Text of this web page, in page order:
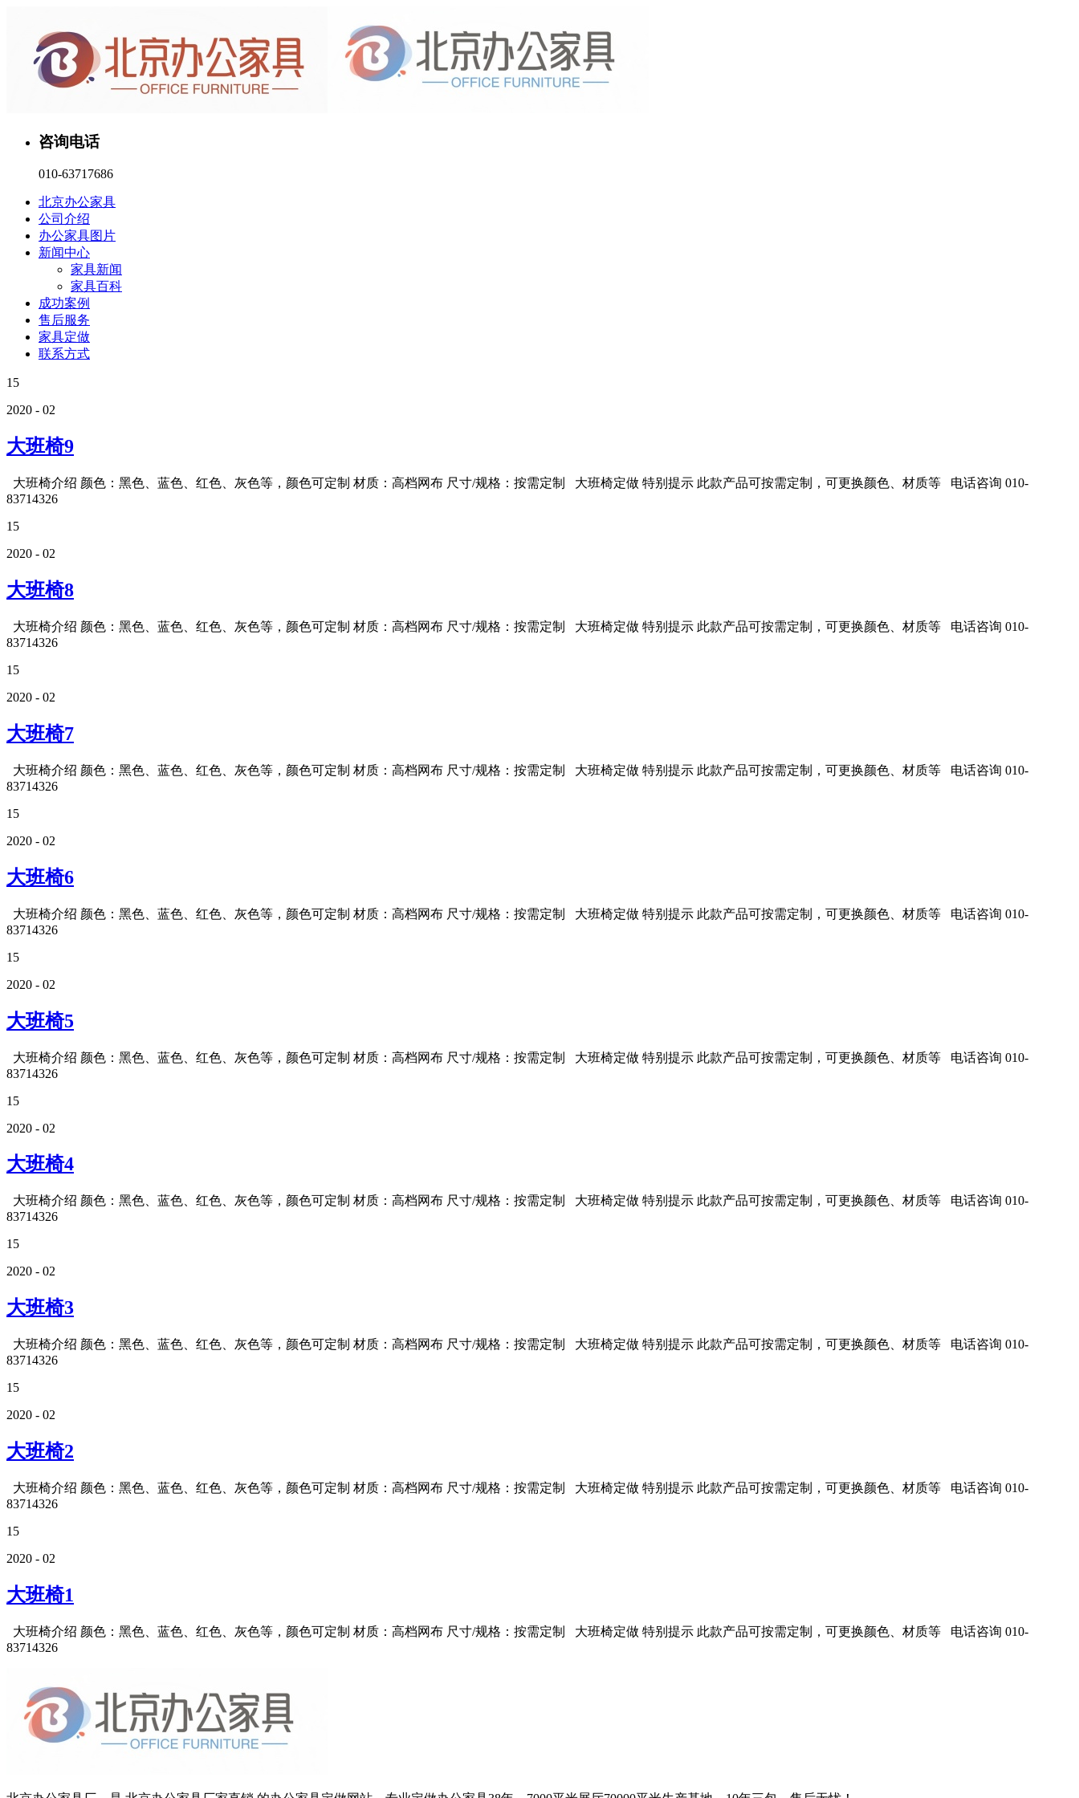
咨询电话
010-63717686
北京办公家具
公司介绍
办公家具图片
新闻中心
家具新闻
家具百科
成功案例
售后服务
家具定做
联系方式
15
2020 - 02
大班椅9
大班椅介绍 颜色：黑色、蓝色、红色、灰色等，颜色可定制 材质：高档网布 尺寸/规格：按需定制 大班椅定做 特别提示 此款产品可按需定制，可更换颜色、材质等 电话咨询 010-
83714326
15
2020 - 02
大班椅8
大班椅介绍 颜色：黑色、蓝色、红色、灰色等，颜色可定制 材质：高档网布 尺寸/规格：按需定制 大班椅定做 特别提示 此款产品可按需定制，可更换颜色、材质等 电话咨询 010-
83714326
15
2020 - 02
大班椅7
大班椅介绍 颜色：黑色、蓝色、红色、灰色等，颜色可定制 材质：高档网布 尺寸/规格：按需定制 大班椅定做 特别提示 此款产品可按需定制，可更换颜色、材质等 电话咨询 010-
83714326
15
2020 - 02
大班椅6
大班椅介绍 颜色：黑色、蓝色、红色、灰色等，颜色可定制 材质：高档网布 尺寸/规格：按需定制 大班椅定做 特别提示 此款产品可按需定制，可更换颜色、材质等 电话咨询 010-
83714326
15
2020 - 02
大班椅5
大班椅介绍 颜色：黑色、蓝色、红色、灰色等，颜色可定制 材质：高档网布 尺寸/规格：按需定制 大班椅定做 特别提示 此款产品可按需定制，可更换颜色、材质等 电话咨询 010-
83714326
15
2020 - 02
大班椅4
大班椅介绍 颜色：黑色、蓝色、红色、灰色等，颜色可定制 材质：高档网布 尺寸/规格：按需定制 大班椅定做 特别提示 此款产品可按需定制，可更换颜色、材质等 电话咨询 010-
83714326
15
2020 - 02
大班椅3
大班椅介绍 颜色：黑色、蓝色、红色、灰色等，颜色可定制 材质：高档网布 尺寸/规格：按需定制 大班椅定做 特别提示 此款产品可按需定制，可更换颜色、材质等 电话咨询 010-
83714326
15
2020 - 02
大班椅2
大班椅介绍 颜色：黑色、蓝色、红色、灰色等，颜色可定制 材质：高档网布 尺寸/规格：按需定制 大班椅定做 特别提示 此款产品可按需定制，可更换颜色、材质等 电话咨询 010-
83714326
15
2020 - 02
大班椅1
大班椅介绍 颜色：黑色、蓝色、红色、灰色等，颜色可定制 材质：高档网布 尺寸/规格：按需定制 大班椅定做 特别提示 此款产品可按需定制，可更换颜色、材质等 电话咨询 010-
83714326